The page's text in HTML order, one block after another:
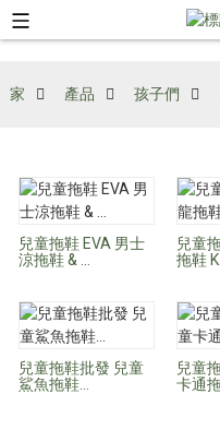
家 產品 孩子們
兒童拖鞋 EVA 男士
涼拖鞋 & ...
兒童
拖鞋 K...
兒童拖鞋批發 兒童
鯊魚拖鞋...
兒童
卡通拖